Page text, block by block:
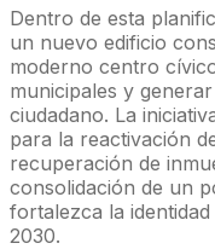
Dentro de esta
un nuevo edificio
moderno centro
municipales y
ciudadano. La
para la reactivación
recuperación de
consolidación de un
fortalezca la
2030.